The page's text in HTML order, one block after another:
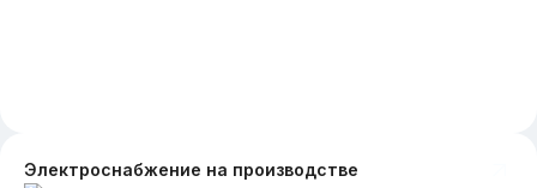
Электроснабжение на производстве